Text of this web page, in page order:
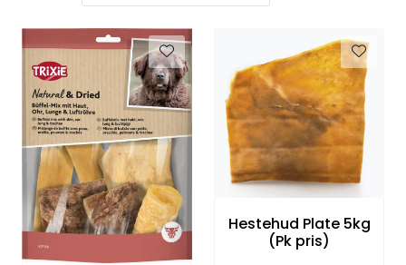
Hestehud Plate 5kg
(Pk pris)